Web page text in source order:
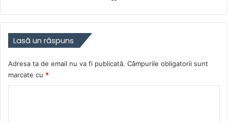
Lasă un răspuns
Adresa ta de email nu va fi publicată. Câmpurile obligatorii sunt
marcate cu *